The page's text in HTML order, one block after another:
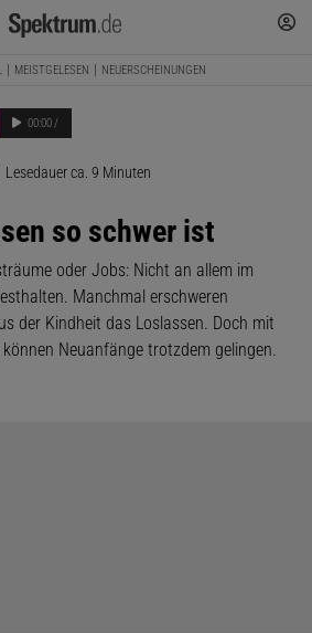
MEISTGELESEN NEUERSCHEINUNGEN
00:00 /
Lesedauer ca. 9 Minuten
so schwer ist
oder Jobs: Nicht an allem im
Manchmal erschweren
der Kindheit das Loslassen. Doch mit
Neuanfänge trotzdem gelingen.